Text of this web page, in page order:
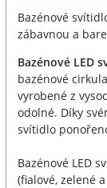
Bazénové
zábavnou a
Bazénové LED
bazénové
vyrobené z
odolné. Díky
svítidlo
Bazénové LED
(fialové, zelené